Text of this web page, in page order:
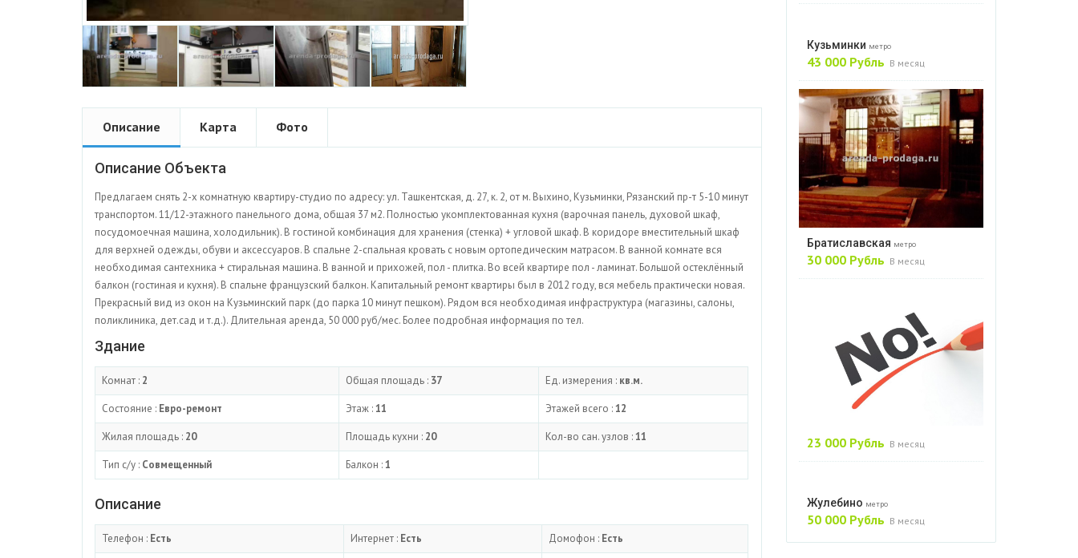
Описание Карта Фото
Описание Объекта
Предлагаем снять 2-х комнатную квартиру-студио по адресу: ул. Ташкентская, д. 27, к. 2, от м. Выхино, Кузьминки, Рязанский пр-т 5-10 минут
транспортом. 11/12-этажного панельного дома, общая 37 м2. Полностью укомплектованная кухня (варочная панель, духовой шкаф,
посудомоечная машина, холодильник). В гостиной комбинация для хранения (стенка) + угловой шкаф. В коридоре вместительный шкаф
для верхней одежды, обуви и аксессуаров. В спальне 2-спальная кровать с новым ортопедическим матрасом. В ванной комнате вся
необходимая сантехника + стиральная машина. В ванной и прихожей, пол - плитка. Во всей квартире пол - ламинат. Большой остеклённый
балкон (гостиная и кухня). В спальне французский балкон. Капитальный ремонт квартиры был в 2012 году, вся мебель практически новая.
Прекрасный вид из окон на Кузьминский парк (до парка 10 минут пешком). Рядом вся необходимая инфраструктура (магазины, салоны,
поликлиника, дет.сад и т.д.). Длительная аренда, 50 000 руб/мес. Более подробная информация по тел.
Здание
Комнат : 2 Общая площадь : 37 Ед. измерения : кв.м.
Состояние : Евро-ремонт Этаж :11 Этажей всего :12
Жилая площадь : 20 Площадь кухни : 20 Кол-во сан. узлов :11
Тип с/у : Совмещенный Балкон :1
Описание
Телефон : Есть Интернет : Есть Домофон : Есть
Кузьминки метро
43 000 Рубль В месяц
Братиславская метро
30 000 Рубль В месяц
23 000 Рубль В месяц
Жулебино метро
50 000 Рубль В месяц